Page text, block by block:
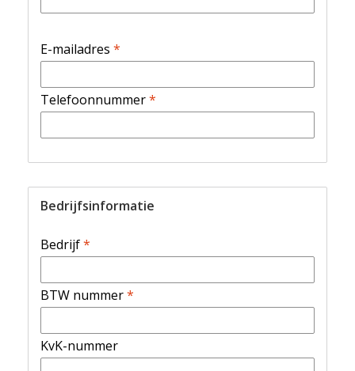
E-mailadres *
Telefoonnummer*
Bedrijfsinformatie
Bedrijf*
BTW nummer*
KvK-nummer